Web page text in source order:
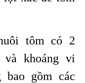
tôm có 2
và khoáng vi
bao gồm các